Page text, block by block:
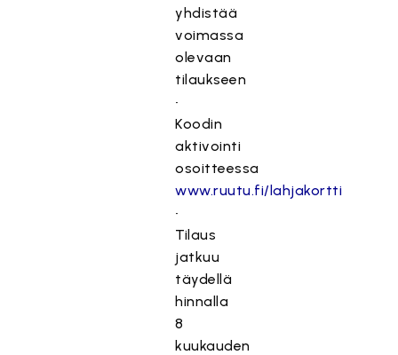
yhdistää
voimassa
olevaan
tilaukseen
•
Koodin
aktivointi
osoitteessa
www.ruutu.fi/lahjakortti
•
Tilaus
jatkuu
täydellä
hinnalla
8
kuukauden